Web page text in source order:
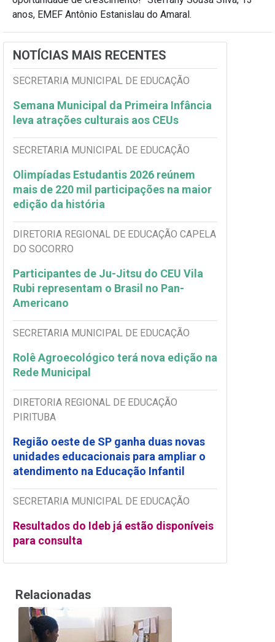
anos, EMEF Antônio Estanislau do Amaral.
NOTÍCIAS MAIS RECENTES
SECRETARIA MUNICIPAL DE EDUCAÇÃO
Semana Municipal da Primeira Infância
leva atrações culturais aos CEUs
SECRETARIA MUNICIPAL DE EDUCAÇÃO
Olimpíadas Estudantis 2026 reúnem
mais de 220 mil participações na maior
edição da história
DIRETORIA REGIONAL DE EDUCAÇÃO CAPELA
DO SOCORRO
Participantes de Ju-Jitsu do CEU Vila
Rubi representam o Brasil no Pan-
Americano
SECRETARIA MUNICIPAL DE EDUCAÇÃO
Rolê Agroecológico terá nova edição na
Rede Municipal
DIRETORIA REGIONAL DE EDUCAÇÃO
PIRITUBA
Região oeste de SP ganha duas novas
unidades educacionais para ampliar o
atendimento na Educação Infantil
SECRETARIA MUNICIPAL DE EDUCAÇÃO
Resultados do Ideb já estão disponíveis
para consulta
Relacionadas